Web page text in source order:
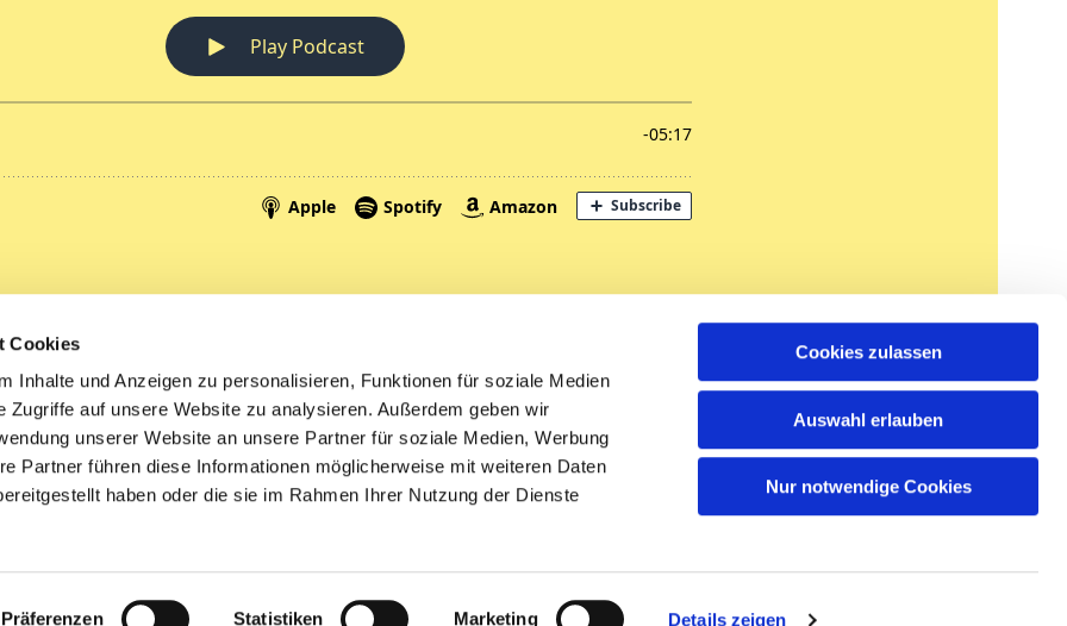
Cookies
Inhalte und Anzeigen zu personalisieren, Funktionen für soziale Medien
Zugriffe auf unsere Website zu analysieren. Außerdem geben wir
unserer Website an unsere Partner für soziale Medien, Werbung
Partner führen diese Informationen möglicherweise mit weiteren Daten
haben oder die sie im Rahmen Ihrer Nutzung der Dienste
Präferenzen Statistiken Marketing Details zeigen
Cookies zulassen
Auswahl erlauben
Nur notwendige Cookies
Tickets
Litauen
Mitglied werden